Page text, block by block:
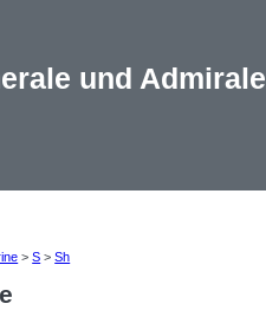
und Admirale
>S >Sh